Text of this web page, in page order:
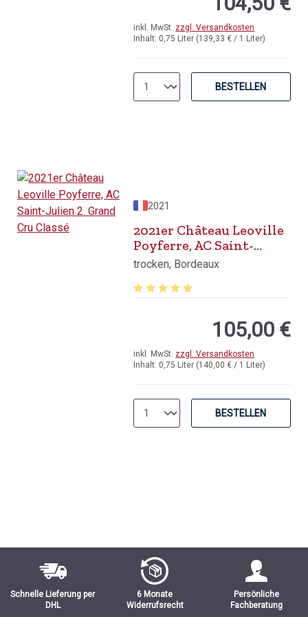
Inhalt: 0,75 Liter (139,33 € / 1 Liter)
inkl. MwSt. zzgl. Versandkosten
BESTELLEN
2021
2021er Château Leoville
Poyferre, AC Saint-
Julien 2. Grand Cru
trocken, Bordeaux
Inhalt: 0,75 Liter (140,00 € / 1 Liter)
inkl. MwSt. zzgl. Versandkosten
105,00 €
BESTELLEN
Schnelle Lieferung per
DHL
6 Monate
Widerrufsrecht
Persönliche
Fachberatung